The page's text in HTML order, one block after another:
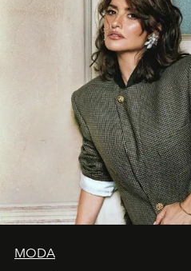
MODA